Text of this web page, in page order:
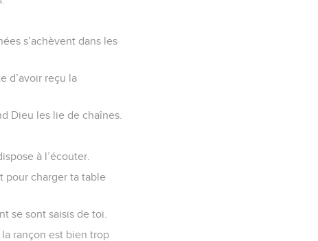
s’achèvent dans les
d’avoir reçu la
Dieu les lie de chaînes.
à l’écouter.
pour charger ta table
se sont saisis de toi.
rançon est bien trop